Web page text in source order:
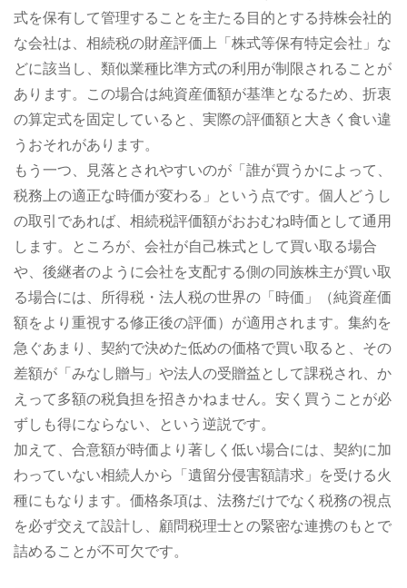
式を保有して管理することを主たる目的とする持株会社的
な会社は、相続税の財産評価上「株式等保有特定会社」な
どに該当し、類似業種比準方式の利用が制限されることが
あります。この場合は純資産価額が基準となるため、折衷
の算定式を固定していると、実際の評価額と大きく食い違
うおそれがあります。
もう一つ、見落とされやすいのが「誰が買うかによって、
税務上の適正な時価が変わる」という点です。個人どうし
の取引であれば、相続税評価額がおおむね時価として通用
します。ところが、会社が自己株式として買い取る場合
や、後継者のように会社を支配する側の同族株主が買い取
る場合には、所得税・法人税の世界の「時価」（純資産価
額をより重視する修正後の評価）が適用されます。集約を
急ぐあまり、契約で決めた低めの価格で買い取ると、その
差額が「みなし贈与」や法人の受贈益として課税され、か
えって多額の税負担を招きかねません。安く買うことが必
ずしも得にならない、という逆説です。
加えて、合意額が時価より著しく低い場合には、契約に加
わっていない相続人から「遺留分侵害額請求」を受ける火
種にもなります。価格条項は、法務だけでなく税務の視点
を必ず交えて設計し、顧問税理士との緊密な連携のもとで
詰めることが不可欠です。